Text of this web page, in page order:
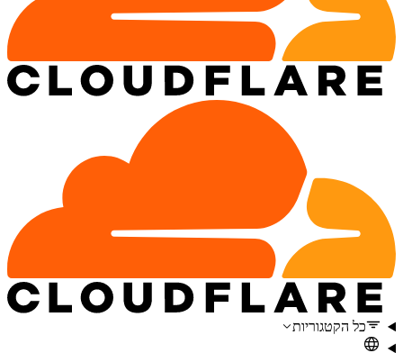
כל הקטגוריות